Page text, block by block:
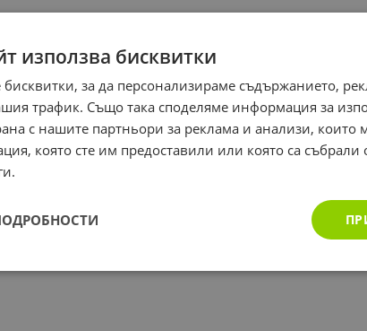
използва бисквитки
за да персонализираме съдържанието,
трафик. Също така споделяме информация за
с нашите партньори за реклама и анализи,
която сте им предоставили или която са събрали